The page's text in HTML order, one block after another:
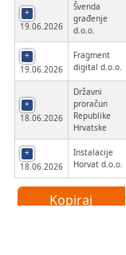
19.06.2026
Švenda
građenje
d.o.o.
19.06.2026
Fragment
digital d.o.o.
18.06.2026
Državni
proračun
Republike
Hrvatske
18.06.2026
Instalacije
Horvat d.o.o.
Kopiraj